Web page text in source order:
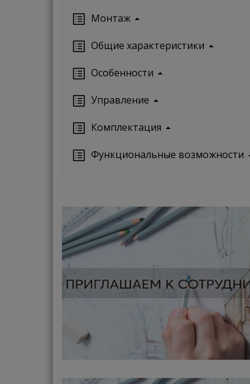
Монтаж
Oбщие характеристики
Особенности
Управление
Кoмплектация
Функциональные возможности